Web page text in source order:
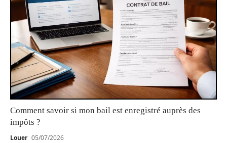
Comment savoir si mon bail est enregistré auprès des
impôts ?
Louer 05/07/2026